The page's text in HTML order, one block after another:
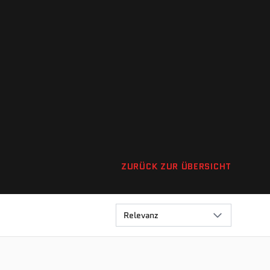
ZURÜCK ZUR ÜBERSICHT
Relevanz